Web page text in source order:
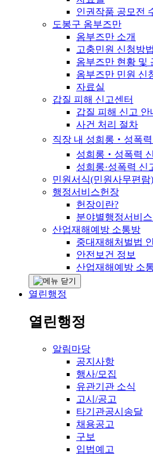
인권작품 공모전
도봉구 옴부즈만
옴부즈만 소개
고충민원 신청방
옴부즈만 현황 및
옴부즈만 민원 신
자료실
갑질 피해 신고센터
갑질 피해 신고 안
사건 처리 절차
직장 내 성희롱‧성폭력
성희롱‧성폭력
성희롱·성폭력 신
민원서식(민원사무편람)
행정서비스헌장
헌장이란?
분야별행정서비
산업재해예방 소통방
중대재해처벌법
안전보건 정보
산업재해예방 소
열린행정
열린행정
알림마당
공지사항
행사/모집
유관기관 소식
고시/공고
타기관공시송달
채용공고
구보
입법예고